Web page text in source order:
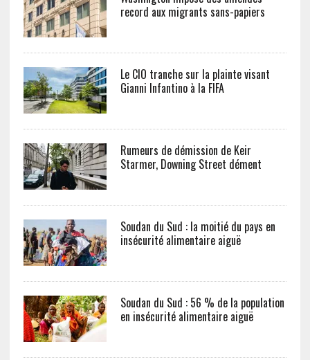
record aux migrants sans-papiers
Le CIO tranche sur la plainte visant
Gianni Infantino à la FIFA
Rumeurs de démission de Keir
Starmer, Downing Street dément
Soudan du Sud : la moitié du pays en
insécurité alimentaire aiguë
Soudan du Sud : 56 % de la population
en insécurité alimentaire aiguë